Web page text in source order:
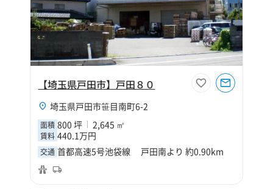
【埼玉県戸田市】戸田８０
埼玉県戸田市笹目南町6-2
面積 800 坪 2,645 ㎡
賃料 440.1万円
交通 首都高速5号池袋線 戸田南より 約0.90km